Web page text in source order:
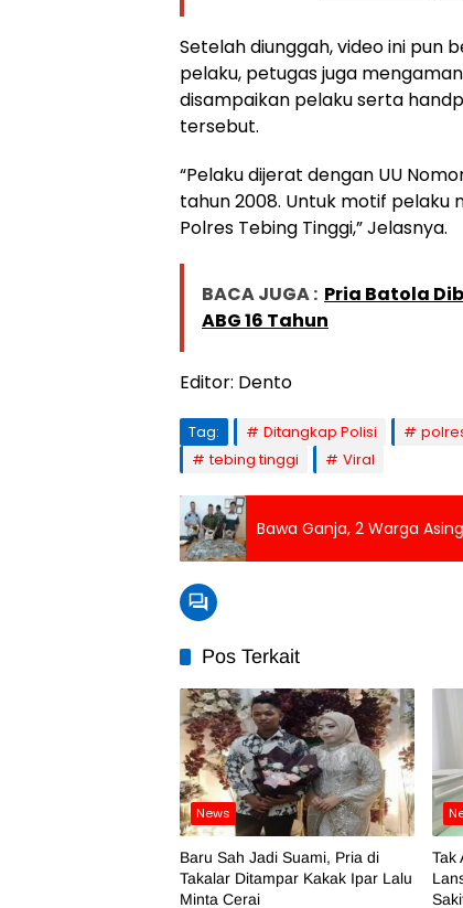
Setelah diunggah, video ini pun
pelaku, petugas juga
disampaikan pelaku serta
tersebut.
“Pelaku dijerat dengan UU
tahun 2008. Untuk motif
Polres Tebing Tinggi,” Jelasnya.
BACA JUGA : Pria Batola
ABG 16 Tahun
Editor: Dento
Tag: Ditangkap Polisi
tebing tinggi
Viral
Bawa Ganja, 2 Warga
Pos Terkait
News
Baru Sah Jadi Suami, Pria di
Takalar Ditampar Kakak Ipar Lalu
Minta Cerai
Tak